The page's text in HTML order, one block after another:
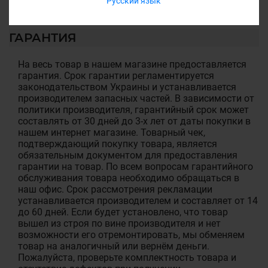
ГАРАНТИЯ
На весь товар в нашем магазине предоставляется
гарантия. Срок гарантии регламентируется
законодательством Украины и устанавливается
производителем запасных частей. В зависимости от
политики производителя, гарантийный срок может
составлять от 30 дней до 3-х лет от даты покупки в
нашем интернет магазине. Товарный чек,
подтверждающий покупку товара, является
обязательным документом для предоставления
гарантии на товар. По всем вопросам гарантийного
обслуживания товара необходимо обращаться в
наш офис. Срок рассмотрения рекламации
устанавливается производителем и составляет от 14
до 60 дней. Если будет установлено, что товар
вышел из строя по вине производителя и нет
возможности его отремонтировать, мы обменяем
товар на аналогичный или вернём деньги.
Пожалуйста, проверьте комплектность товара и